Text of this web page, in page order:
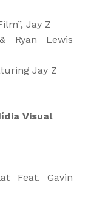
Jay Z
Ryan Lewis
Jay Z
Visual
Feat. Gavin